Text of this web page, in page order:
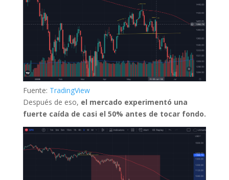
Fuente: TradingView
Después de eso, el mercado experimentó una
fuerte caída de casi el 50% antes de tocar fondo.